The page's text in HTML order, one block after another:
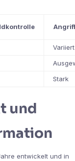
Variiert
Stark
und
entwickelt und in